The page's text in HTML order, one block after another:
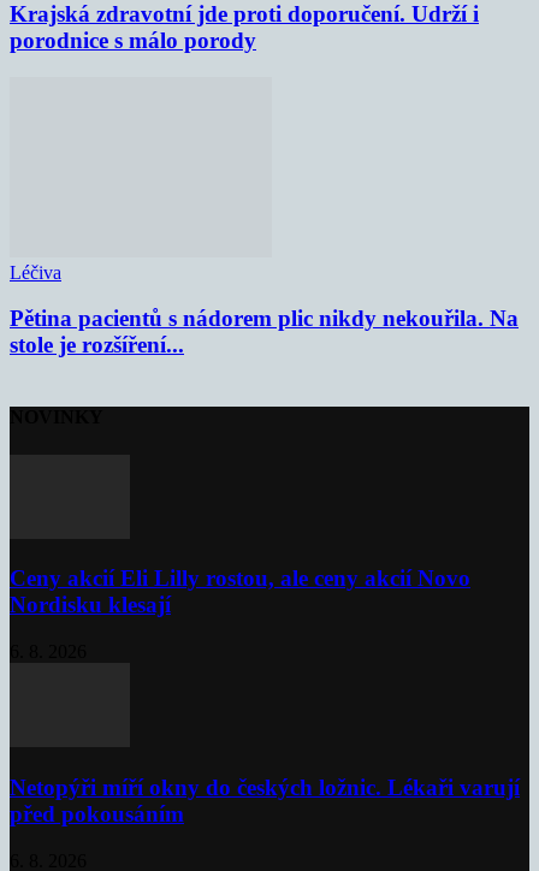
Krajská zdravotní jde proti doporučení. Udrží i
porodnice s málo porody
Léčiva
Pětina pacientů s nádorem plic nikdy nekouřila. Na
stole je rozšíření...
Ceny akcií Eli Lilly rostou, ale ceny akcií Novo
Nordisku klesají
Netopýři míří okny do českých ložnic. Lékaři varují
před pokousáním